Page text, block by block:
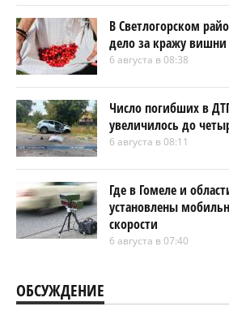
В Светлогорском
дело за кражу вишни
6 августа в 08:38
Число погибших в
увеличилось до
6 августа в 08:11
Где в Гомеле и
установлены
скорости
6 августа в 07:40
ОБСУЖДЕНИЕ